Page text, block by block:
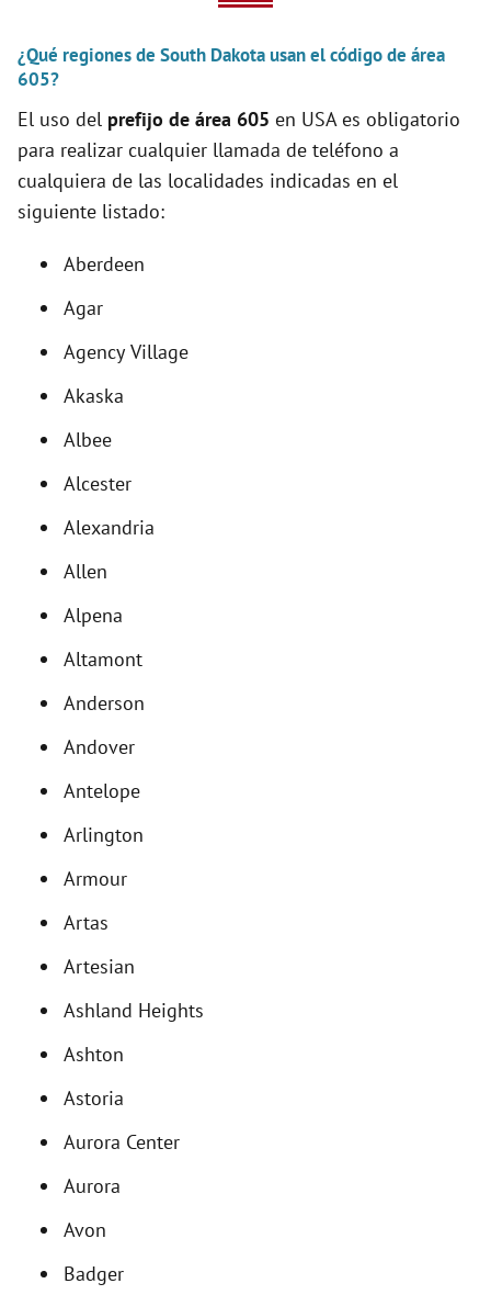
i
d
e
¿Qué regiones de South Dakota usan el código de área
605?
El uso del prefijo de área 605 en USA es obligatorio
para realizar cualquier llamada de teléfono a
cualquiera de las localidades indicadas en el
siguiente listado:
Aberdeen
Agar
Agency Village
Akaska
Albee
Alcester
Alexandria
Allen
Alpena
Altamont
Anderson
Andover
Antelope
Arlington
Armour
Artas
Artesian
Ashland Heights
Ashton
Astoria
Aurora Center
Aurora
Avon
Badger